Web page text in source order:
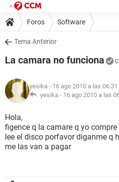
Foros Software
Tema Anterior
La camara no funciona
yesika - 16 ago 2010 a las 06:31
yesika - 16 ago 2010 a las
Hola,
figence q la camare q yo
lee el disco porfavor diganme q
me las van a pagar